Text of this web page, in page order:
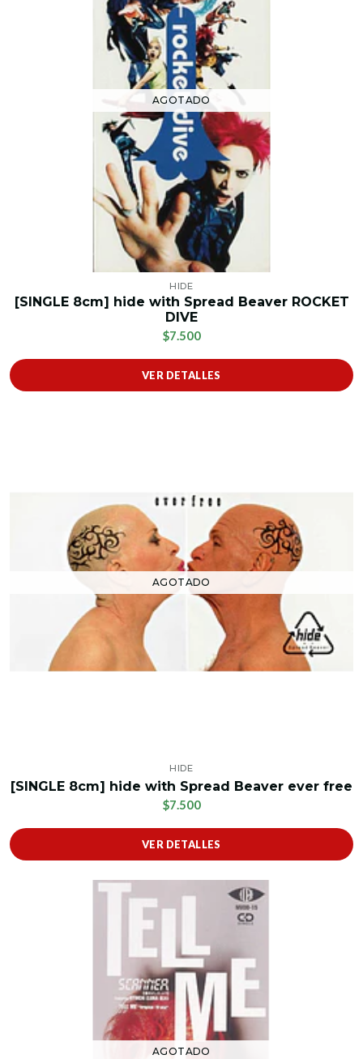
AGOTADO
HIDE
[SINGLE 8cm] hide with Spread Beaver ROCKET
DIVE
$7.500
VER DETALLES
AGOTADO
HIDE
[SINGLE 8cm] hide with Spread Beaver ever free
$7.500
VER DETALLES
AGOTADO